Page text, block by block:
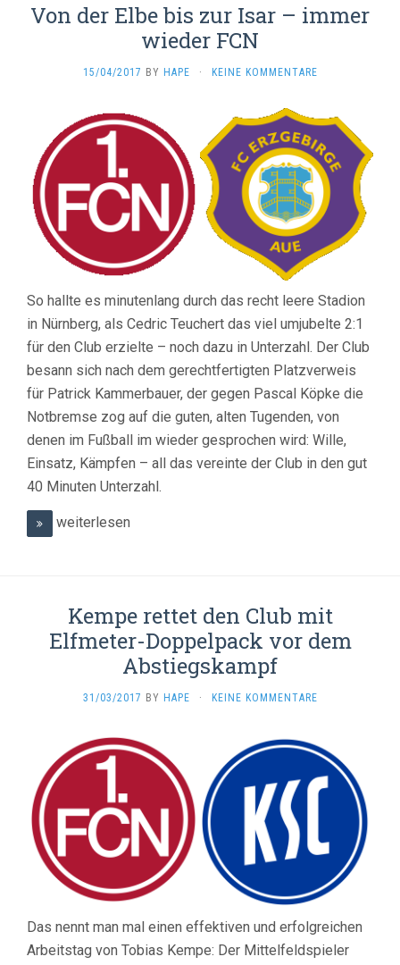
Von der Elbe bis zur Isar – immer
wieder FCN
15/04/2017 BY HAPE · KEINE KOMMENTARE
So hallte es minutenlang durch das recht leere Stadion
in Nürnberg, als Cedric Teuchert das viel umjubelte 2:1
für den Club erzielte – noch dazu in Unterzahl. Der Club
besann sich nach dem gerechtfertigten Platzverweis
für Patrick Kammerbauer, der gegen Pascal Köpke die
Notbremse zog auf die guten, alten Tugenden, von
denen im Fußball im wieder gesprochen wird: Wille,
Einsatz, Kämpfen – all das vereinte der Club in den gut
40 Minuten Unterzahl.
weiterlesen
Kempe rettet den Club mit
Elfmeter-Doppelpack vor dem
Abstiegskampf
31/03/2017 BY HAPE · KEINE KOMMENTARE
Das nennt man mal einen effektiven und erfolgreichen
Arbeitstag von Tobias Kempe: Der Mittelfeldspieler